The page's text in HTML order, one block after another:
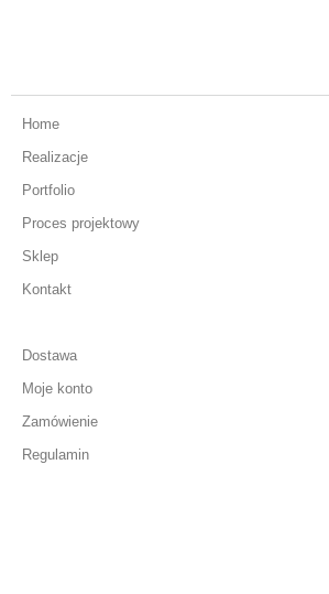
Home
Realizacje
Portfolio
Proces projektowy
Sklep
Kontakt
Dostawa
Moje konto
Zamówienie
Regulamin